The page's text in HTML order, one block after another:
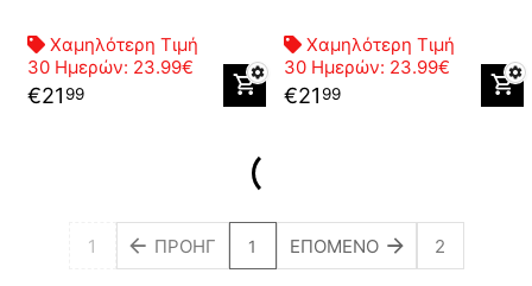
Χαμηλότερη Τιμή
30 Ημερών: 23.99€
€21 99
Χαμηλότερη Τιμή
30 Ημερών: 23.99€
€21 99
1 ΠΡΟΗΓ 1 ΕΠΌΜΕΝΟ 2